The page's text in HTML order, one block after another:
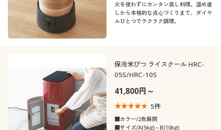
火を使わずにカンタン蒸し料理。温め直
しから本格的な点心づくりまで、ダイヤ
ルひとつでラクラク調理。
保冷米びつ ライスクール HRC-
05S/HRC-10S
41,800円～
5件
■カラー/2色展開
■サイズ/A(5kg)～B(10kg)